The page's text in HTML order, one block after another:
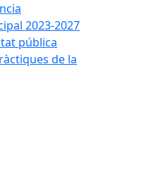
2023-2027
pública
de la